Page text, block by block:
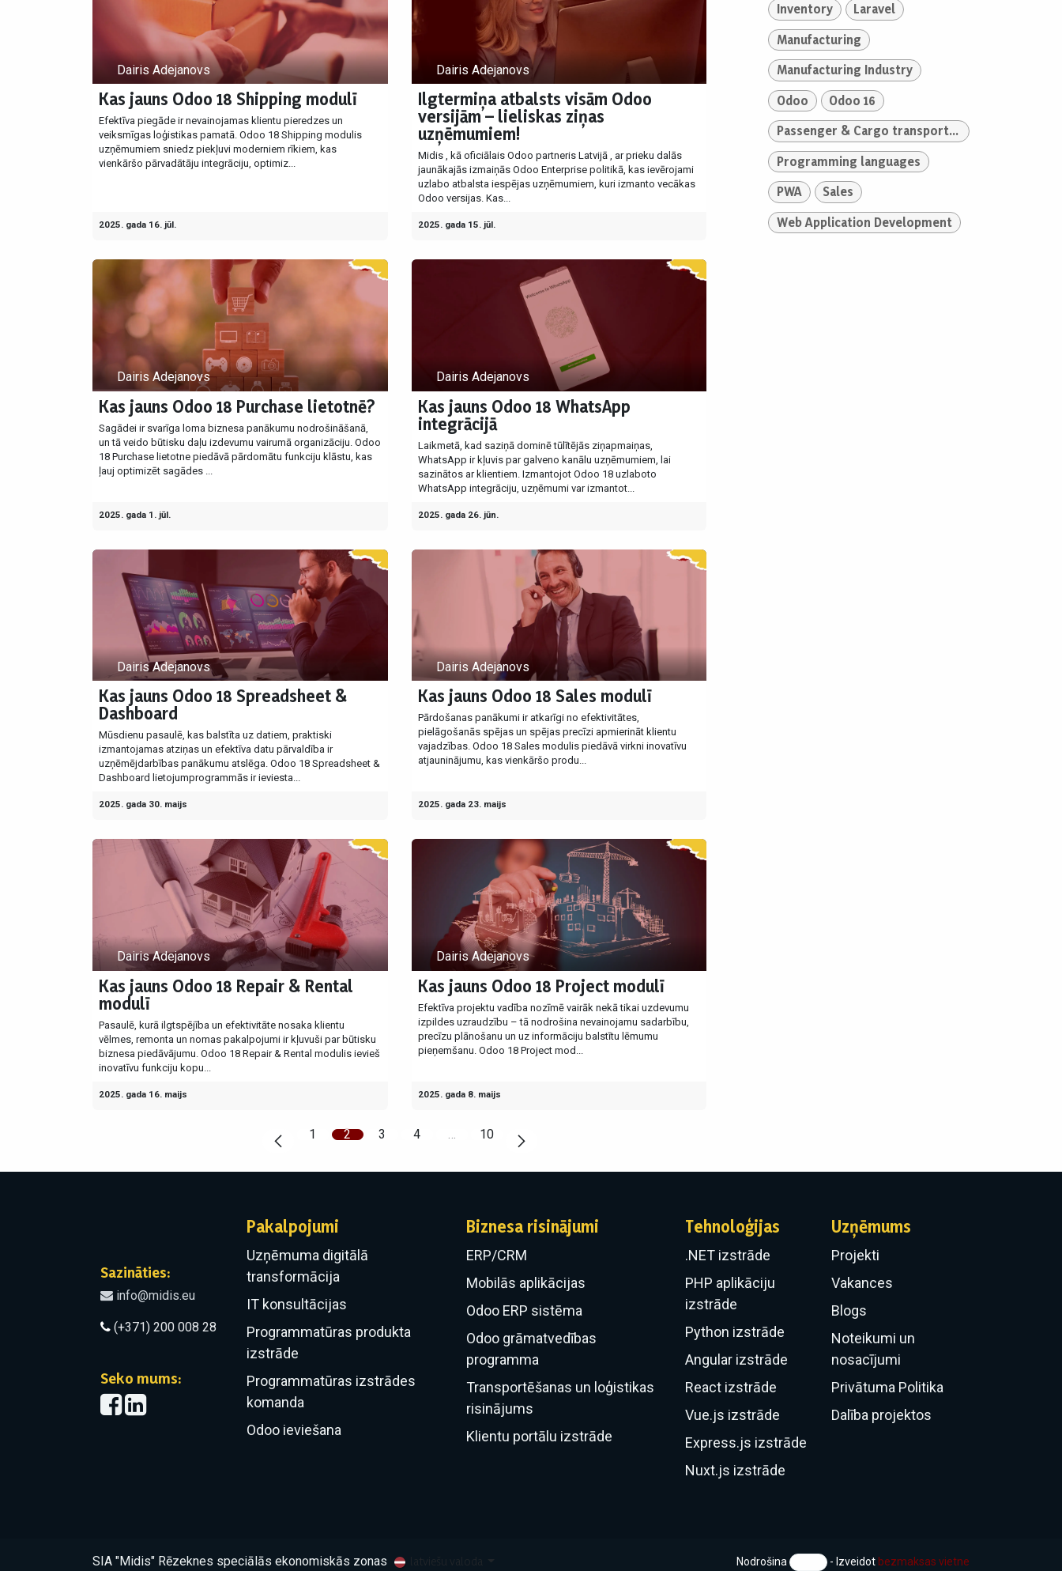
Dairis Adejanovs
Kas jauns Odoo 18 Shipping modulī
Efektīva piegāde ir nevainojamas klientu pieredzes un
veiksmīgas loģistikas pamatā. Odoo 18 Shipping modulis
uzņēmumiem sniedz piekļuvi moderniem rīkiem, kas
vienkāršo pārvadātāju integrāciju, optimiz...
2025. gada 16. jūl.
Dairis Adejanovs
Ilgtermiņa atbalsts visām Odoo
versijām – lieliskas ziņas
uzņēmumiem!
Midis , kā oficiālais Odoo partneris Latvijā , ar prieku dalās
jaunākajās izmaiņās Odoo Enterprise politikā, kas ievērojami
uzlabo atbalsta iespējas uzņēmumiem, kuri izmanto vecākas
Odoo versijas. Kas...
2025. gada 15. jūl.
Dairis Adejanovs
Kas jauns Odoo 18 Purchase lietotnē?
Sagādei ir svarīga loma biznesa panākumu nodrošināšanā,
un tā veido būtisku daļu izdevumu vairumā organizāciju. Odoo
18 Purchase lietotne piedāvā pārdomātu funkciju klāstu, kas
ļauj optimizēt sagādes ...
2025. gada 1. jūl.
Dairis Adejanovs
Kas jauns Odoo 18 WhatsApp
integrācijā
Laikmetā, kad saziņā dominē tūlītējās ziņapmaiņas,
WhatsApp ir kļuvis par galveno kanālu uzņēmumiem, lai
sazinātos ar klientiem. Izmantojot Odoo 18 uzlaboto
WhatsApp integrāciju, uzņēmumi var izmantot...
2025. gada 26. jūn.
Dairis Adejanovs
Kas jauns Odoo 18 Spreadsheet &
Dashboard
Mūsdienu pasaulē, kas balstīta uz datiem, praktiski
izmantojamas atziņas un efektīva datu pārvaldība ir
uzņēmējdarbības panākumu atslēga. Odoo 18 Spreadsheet &
Dashboard lietojumprogrammās ir ieviesta...
2025. gada 30. maijs
Dairis Adejanovs
Kas jauns Odoo 18 Sales modulī
Pārdošanas panākumi ir atkarīgi no efektivitātes,
pielāgošanās spējas un spējas precīzi apmierināt klientu
vajadzības. Odoo 18 Sales modulis piedāvā virkni inovatīvu
atjauninājumu, kas vienkāršo produ...
2025. gada 23. maijs
Dairis Adejanovs
Kas jauns Odoo 18 Repair & Rental
modulī
Pasaulē, kurā ilgtspējība un efektivitāte nosaka klientu
vēlmes, remonta un nomas pakalpojumi ir kļuvuši par būtisku
biznesa piedāvājumu. Odoo 18 Repair & Rental modulis ievieš
inovatīvu funkciju kopu...
2025. gada 16. maijs
Dairis Adejanovs
Kas jauns Odoo 18 Project modulī
Efektīva projektu vadība nozīmē vairāk nekā tikai uzdevumu
izpildes uzraudzību – tā nodrošina nevainojamu sadarbību,
precīzu plānošanu un uz informāciju balstītu lēmumu
pieņemšanu. Odoo 18 Project mod...
2025. gada 8. maijs
1 2 3 4 10
Inventory
Laravel
Manufacturing
Manufacturing Industry
Odoo
Odoo 16
Passenger & Cargo transportation Industry
Programming languages
PWA
Sales
Web Application Development
Sazināties:
info@midis.eu
(+371) 200 008 28
Seko mums:
Pakalpojumi
Uzņēmuma digitālā
transformācija
IT konsultācijas
Programmatūras produkta
izstrāde
Programmatūras izstrādes
komanda
Odoo ieviešana
Tehnoloģijas
.NET izstrāde
PHP aplikāciju
izstrāde
Python izstrāde
Angular izstrāde
React izstrāde
Vue.js izstrāde
Express.js izstrāde
Nuxt.js izstrāde
Uzņēmums
Projekti
Vakances
Blogs
Noteikumi un
nosacījumi
Privātuma Politika
Dalība projektos
Biznesa risinājumi
ERP/CRM
​Mobilās aplikācijas
Odoo ERP sistēma
Odoo grāmatvedības
programma
Transportēšanas un loģistikas
risinājums
Klientu portālu izstrāde
SIA "Midis" Rēzeknes speciālās ekonomiskās zonas latviešu valoda Nodrošina - Izveidot bezmaksas vietne